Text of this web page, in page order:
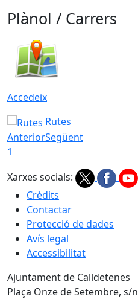
Plànol / Carrers
Accedeix
Rutes
AnteriorSegüent
1
Xarxes socials:
Crèdits
Contactar
Protecció de dades
Avís legal
Accessibilitat
Ajuntament de Calldetenes
Plaça Onze de Setembre, s/n